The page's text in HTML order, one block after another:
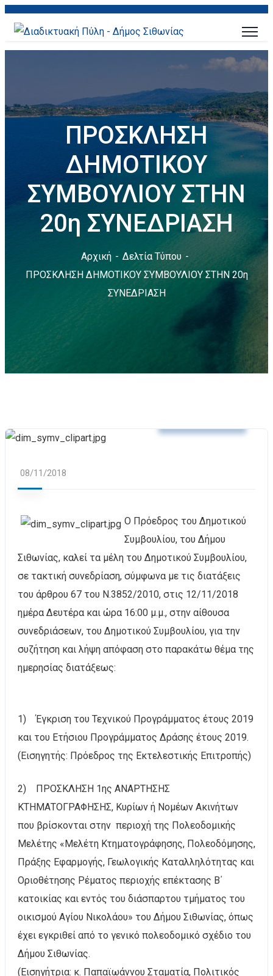
ΠΡΟΣΚΛΗΣΗ
ΔΗΜΟΤΙΚΟΥ
ΣΥΜΒΟΥΛΙΟΥ ΣΤΗΝ
20η ΣΥΝΕΔΡΙΑΣΗ
Αρχική
Δελτία Τύπου
ΠΡΟΣΚΛΗΣΗ ΔΗΜΟΤΙΚΟΥ ΣΥΜΒΟΥΛΙΟΥ ΣΤΗΝ 20η
ΣΥΝΕΔΡΙΑΣΗ
08/11/2018
Ο Πρόεδρος του Δημοτικού
Συμβουλίου, του Δήμου
Σιθωνίας, καλεί τα μέλη του Δημοτικού Συμβουλίου,
σε τακτική συνεδρίαση, σύμφωνα με τις διατάξεις
του άρθρου 67 του Ν.3852/2010, στις 12/11/2018
ημέρα Δευτέρα και ώρα 16:00 μ.μ., στην αίθουσα
συνεδριάσεων, του Δημοτικού Συμβουλίου, για την
συζήτηση και λήψη απόφαση στο παρακάτω θέμα της
ημερησίας διατάξεως:
1) Έγκριση του Τεχνικού Προγράμματος έτους 2019
και του Ετήσιου Προγράμματος Δράσης έτους 2019.
(Εισηγητής: Πρόεδρος της Εκτελεστικής Επιτροπής)
2) ΠΡΟΣΚΛΗΣΗ 1ης ΑΝΑΡΤΗΣΗΣ
ΚΤΗΜΑΤΟΓΡΑΦΗΣΗΣ, Κυρίων ή Νομέων Ακινήτων
που βρίσκονται στην περιοχή της Πολεοδομικής
Μελέτης «Μελέτη Κτηματογράφησης, Πολεοδόμησης,
Πράξης Εφαρμογής, Γεωλογικής Καταλληλότητας και
Οριοθέτησης Ρέματος περιοχής επέκτασης Β΄
κατοικίας και εντός του διάσπαρτου τμήματος του
οικισμού Αγίου Νικολάου» του Δήμου Σιθωνίας, όπως
έχει εγκριθεί από το γενικό πολεοδομικό σχέδιο του
Δήμου Σιθωνίας.
(Εισηγήτρια: κ. Παπαϊωάννου Σταματία, Πολιτικός